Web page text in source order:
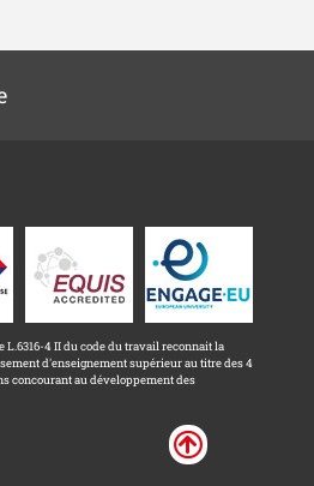
L.6316-4 II du code du travail reconnait la
d'enseignement supérieur au titre des 4
concourant au développement des